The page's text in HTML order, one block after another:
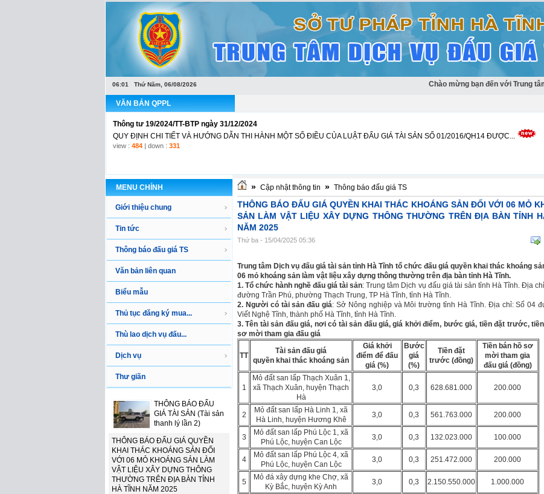
06:01 Thứ Năm, 06/08/2026 Chào mừng bạn đến với Trung
VĂN BẢN QPPL
Văn bản hợp nhất Luật Đấu giá tài sản
LUẬT ĐẤU GIÁ TÀI SẢNLuật Đấu giá tài sản số 01/2016/QH14 ngày 17 tháng 11 năm 2016 của Quốc hội, có...
view : 1166| down :437
Thông tư 19/2024/TT-BTP ngày 31/12/2024
QUY ĐỊNH CHI TIẾT VÀ HƯỚNG DẪN THI HÀNH MỘT SỐ ĐIỀU CỦA LUẬT ĐẤU GIÁ TÀI SẢN SỐ 01/2016/QH14 ĐƯỢC...
view : 484 | down : 331
MENU CHÍNH
Giới thiệu chung
Tin tức
Thông báo đấu giá TS
Văn bản liên quan
Biểu mẫu
Thủ tục đăng ký mua...
Thù lao dịch vụ đấu...
Dịch vụ
Thư giãn
THÔNG BÁO ĐẤU
GIÁ TÀI SẢN (Tài sản
thanh lý lần 2)
THÔNG BÁO ĐẤU GIÁ QUYỀN
KHAI THÁC KHOÁNG SẢN ĐỐI
VỚI 06 MỎ KHOÁNG SẢN LÀM
VẬT LIỆU XÂY DỰNG THÔNG
THƯỜNG TRÊN ĐỊA BÀN TỈNH
HÀ TĨNH NĂM 2025
» Cập nhật thông tin » Thông báo đấu giá TS
THÔNG BÁO ĐẤU GIÁ QUYỀN KHAI THÁC KHOÁNG SẢN ĐỐI VỚI 06 MỎ
SẢN LÀM VẬT LIỆU XÂY DỰNG THÔNG THƯỜNG TRÊN ĐỊA BÀN TỈNH
NĂM 2025
Thứ ba - 15/04/2025 05:36
Trung tâm Dịch vụ đấu giá tài sản tỉnh Hà Tĩnh tổ chức đấu giá quyền khai thác khoáng
06 mỏ khoáng sản làm vật liệu xây dựng thông thường trên địa bàn tỉnh Hà Tĩnh.
1. Tổ chức hành nghề đấu giá tài sản: Trung tâm Dịch vụ đấu giá tài sản tỉnh Hà Tĩnh. Địa
đường Trần Phú, phường Thạch Trung, TP Hà Tĩnh, tỉnh Hà Tĩnh.
2. Người có tài sản đấu giá: Sở Nông nghiệp và Môi trường tỉnh Hà Tĩnh. Địa chỉ: Số 04
Viết Nghệ Tĩnh, thành phố Hà Tĩnh, tỉnh Hà Tĩnh.
3. Tên tài sản đấu giá, nơi có tài sản đấu giá, giá khởi điểm, bước giá, tiền đặt trước,
sơ mời tham gia đấu giá
TT
Tài sản đấu giá
quyền khai thác khoáng sản
Giá khởi
điểm để đấu
giá (%)
Bước
giá
(%)
Tiền đặt
trước (đồng)
Tiền bán hồ sơ
mời tham gia
đấu giá (đồng)
1
Mỏ đất san lấp Thạch Xuân 1,
xã Thạch Xuân, huyện Thạch
Hà
3,0 0,3 628.681.000 200.000
2
Mỏ đất san lấp Hà Linh 1, xã
Hà Linh, huyện Hương Khê
3,0 0,3 561.763.000 200.000
3
Mỏ đất san lấp Phú Lộc 1, xã
Phú Lộc, huyện Can Lộc
3,0 0,3 132.023.000 100.000
4
Mỏ đất san lấp Phú Lộc 4, xã
Phú Lộc, huyện Can Lộc
3,0 0,3 251.472.000 200.000
5
Mỏ đá xây dựng khe Chợ, xã
Kỳ Bắc, huyện Kỳ Anh
3,0 0,3 2.150.550.000 1.000.000